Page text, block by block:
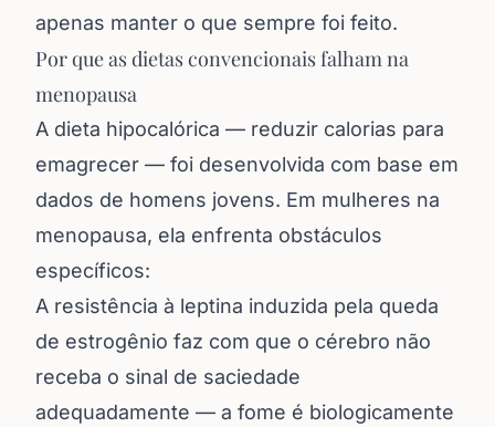
apenas manter o que sempre foi feito.
Por que as dietas convencionais falham na
menopausa
A dieta hipocalórica — reduzir calorias para
emagrecer — foi desenvolvida com base em
dados de homens jovens. Em mulheres na
menopausa, ela enfrenta obstáculos
específicos:
A resistência à leptina induzida pela queda
de estrogênio faz com que o cérebro não
receba o sinal de saciedade
adequadamente — a fome é biologicamente